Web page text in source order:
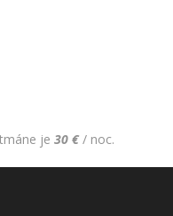
je 30 € / noc.
marketingové
cookies na